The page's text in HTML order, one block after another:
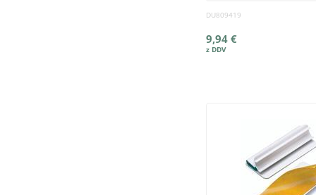
DU809419
9,94 €